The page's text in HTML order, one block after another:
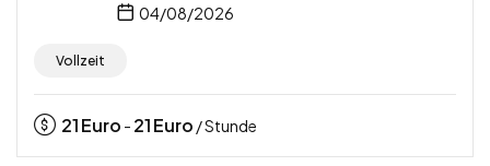
04/08/2026
Vollzeit
21Euro - 21Euro / Stunde